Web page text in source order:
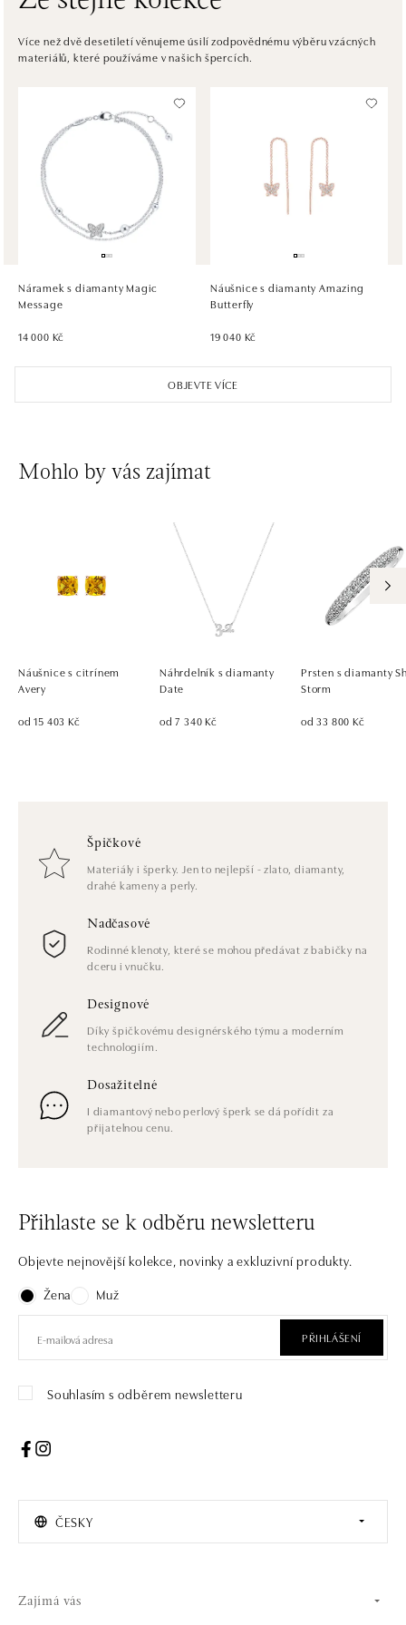
ALOve OC Eurovea, Bratislava
Pribinova 8, 811 09 Bratislava
tel.: +421917090467
HALADA OC Avion, Bratislava
Ivanská cesta 16, 821 04 Bratislava
zítra otevřeno od 09:00
HALADA OC Eurovea, Bratislava
Pribinova 8, 811 09 Bratislava
zítra otevřeno od 10:00
Více než dvě desetiletí věnujeme úsilí zodpovědnému výběru vzácných
materiálů, které používáme v našich špercích.
OBJEVTE VÍCE
Náramek s diamanty Magic
Message
14 000 Kč
Náušnice s diamanty Amazing
Butterfly
19 040 Kč
Mohlo by vás zajímat
Náušnice s citrínem
Avery
od 15 403 Kč
Náhrdelník s diamanty
Date
od 7 340 Kč
Prsten s diamanty
Storm
od 33 800 Kč
Špičkové
Materiály i šperky. Jen to nejlepší - zlato, diamanty,
drahé kameny a perly.
Nadčasové
Rodinné klenoty, které se mohou předávat z babičky na
dceru i vnučku.
Designové
Díky špičkovému designérského týmu a moderním
technologiím.
Dosažitelné
I diamantový nebo perlový šperk se dá pořídit za
přijatelnou cenu.
Přihlaste se k odběru newsletteru
Objevte nejnovější kolekce, novinky a exkluzivní produkty.
Žena
Muž
PŘIHLÁŠENÍ
Souhlasím s odběrem newsletteru
ČESKY
Zajímá vás